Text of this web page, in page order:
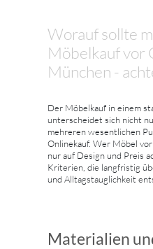
Worauf sollte
Möbelkauf vor
München -
Der Möbelkauf in einem
unterscheidet sich nicht
mehreren wesentlichen
Onlinekauf. Wer Möbel
nur auf Design und Preis
Kriterien, die langfristig
und Alltagstauglichkeit
Materialien